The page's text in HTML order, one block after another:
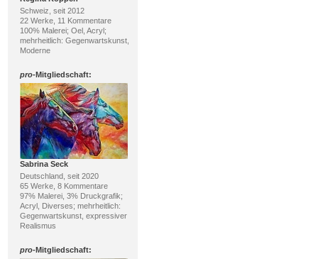
Schweiz, seit 2012
22 Werke, 11 Kommentare
100% Malerei; Oel, Acryl;
mehrheitlich: Gegenwartskunst,
Moderne
pro-Mitgliedschaft:
Sabrina Seck
Deutschland, seit 2020
65 Werke, 8 Kommentare
97% Malerei, 3% Druckgrafik;
Acryl, Diverses; mehrheitlich:
Gegenwartskunst, expressiver
Realismus
pro-Mitgliedschaft: